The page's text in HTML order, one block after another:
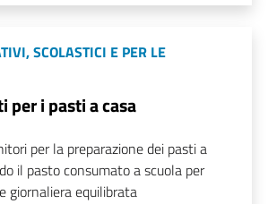
SCOLASTICI E PER LE
per i pasti a casa
per la preparazione dei pasti a
il pasto consumato a scuola per
giornaliera equilibrata